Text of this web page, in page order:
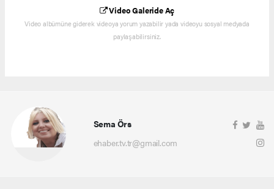
Video Galeride Aç
Video albümüne giderek videoya yorum yazabilir yada videoyu sosyal medyada
paylaşabilirsiniz.
Sema Örs
ehaber.tv.tr@gmail.com